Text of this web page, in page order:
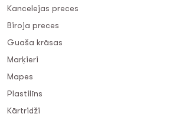
Kancelejas preces
Biroja preces
Guaša krāsas
Marķieri
Mapes
Plastilīns
Kārtridži